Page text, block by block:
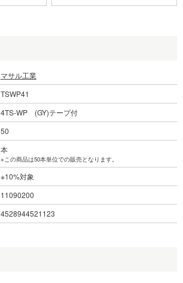
マサル工業
TSWP41
4TS-WP (GY)テープ付
50
本
※この商品は50本単位での販売となります。
※10%対象
11090200
4528944521123